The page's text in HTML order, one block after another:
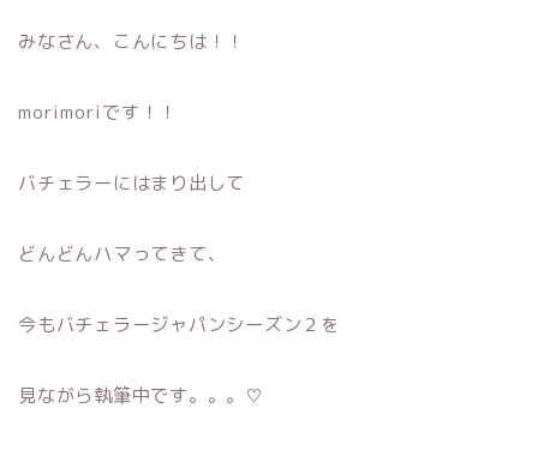
みなさん、こんにちは！！
morimoriです！！
バチェラーにはまり出して
どんどんハマってきて、
今もバチェラージャパンシーズン２を
見ながら執筆中です。。。♡